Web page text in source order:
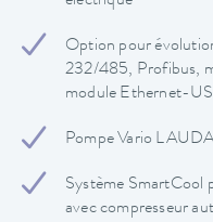
Option pour
232/485, Profibus,
module Ethernet-
Pompe Vario
Système SmartCool
avec compresseur